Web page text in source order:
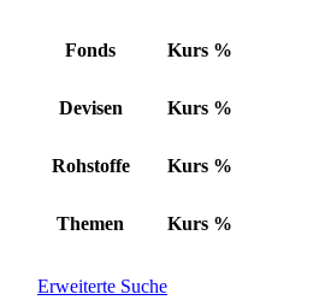
Fonds Kurs %
Devisen Kurs %
Rohstoffe Kurs %
Themen Kurs %
Erweiterte Suche